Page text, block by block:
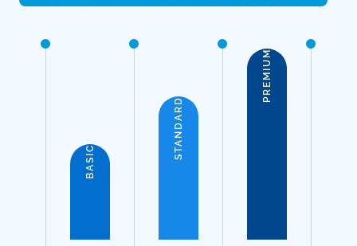
BASIC
STANDARD
PREMIUM